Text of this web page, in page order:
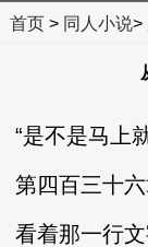
首页> 同人小说>
“是不是马上
第四百三十
看着那一行